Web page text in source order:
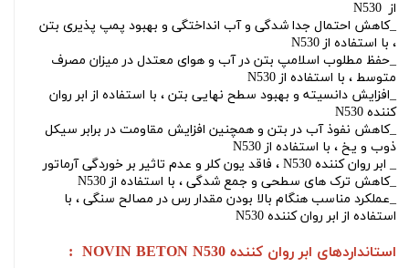
از
_کاهش احتمال جدا شدگی و آب انداختگی و بهبود پمپ پذیری بتن
، با استفاده از
_حفظ مطلوب اسلامپ بتن در آب و هوای معتدل در میزان مصرف
متوسط ، با استفاده از
_افزایش دانسیته و بهبود سطح نهایی بتن ، با استفاده از ابر روان
کننده N530
_کاهش نفوذ آب در بتن و همچنین افزایش مقاومت در برابر سیکل
ذوب و یخ ، با استفاده از
ابر روان کننده N530 ،
فاقد یون کلر و عدم تاثیر بر خوردگی آرماتور
_کاهش ترک های سطحی و جمع شدگی ، با استفاده از N530
_عملکرد مناسب هنگام بالا بودن مقدار رس در مصالح سنگی ، با
استفاده از ابر روان کننده N530
استانداردهای ابر روان کننده NOVIN BETON N530 :